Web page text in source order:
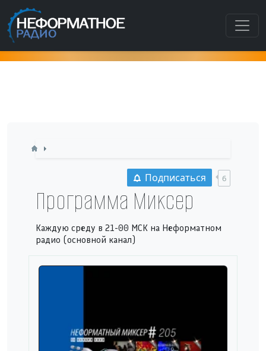
Как попасть в этот раздел???
Подписаться 6
Программа Миксер
Каждую среду в 21-00 МСК на Неформатном
радио (основной канал)